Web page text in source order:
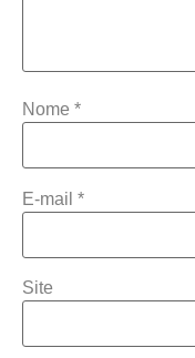
Nome *
E-mail *
Site